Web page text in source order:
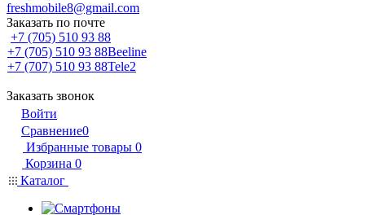
freshmobile8@gmail.com
Заказать по почте
+7 (705) 510 93 88
+7 (705) 510 93 88Beeline
+7 (707) 510 93 88Tele2
Заказать звонок
Войти
Сравнение0
Избранные товары 0
Корзина 0
Каталог